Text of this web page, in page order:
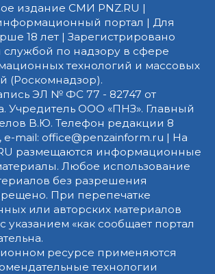
издание СМИ PNZ.RU |
портал | Для
18 лет | Зарегистрировано
по надзору в сфере
технологий и массовых
(Роскомнадзор).
ЭЛ № ФС 77 - 82747 от
Учредитель ООО «ПНЗ». Главный
В.Ю. Телефон редакции 8
e-mail: office@penzainform.ru | На
размещаются информационные
Любое использование
без разрешения
При перепечатке
или авторских материалов
указанием «как сообщает портал
ресурсе применяются
технологии